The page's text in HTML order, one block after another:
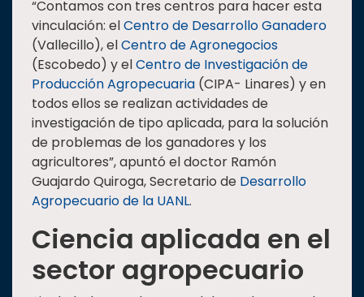
“Contamos con tres centros para hacer esta
vinculación: elCentro de Desarrollo Ganadero
(Vallecillo), elCentro de Agronegocios
(Escobedo) y elCentro de Investigación de
Producción Agropecuaria (CIPA- Linares) y en
todos ellos se realizan actividades de
investigación de tipo aplicada, para la solución
de problemas de los ganadores y los
agricultores”, apuntó el doctor Ramón
Guajardo Quiroga, Secretario de Desarrollo
Agropecuario de la UANL.
Ciencia aplicada en el
sector agropecuario